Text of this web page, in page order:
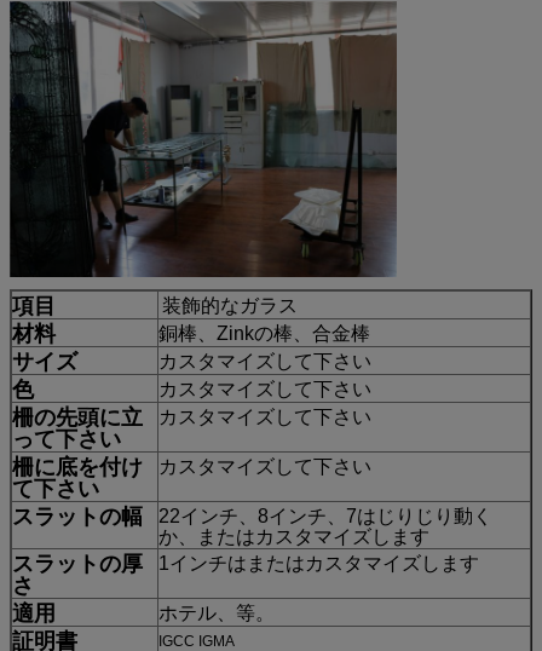
項目 装飾的なガラス
材料 銅棒 Zinkの棒 合金棒
サイズ カスタマイズして下さい
色 カスタマイズして下さい
柵の先頭に立
って下さい
カスタマイズして下さい
柵に底を付け
て下さい
カスタマイズして下さい
スラットの幅
22インチ、8インチ、7はじりじり動く
か、またはカスタマイズします
スラットの厚
さ
1インチはまたはカスタマイズします
適用 ホテル、等。
証明書 IGCC IGMA